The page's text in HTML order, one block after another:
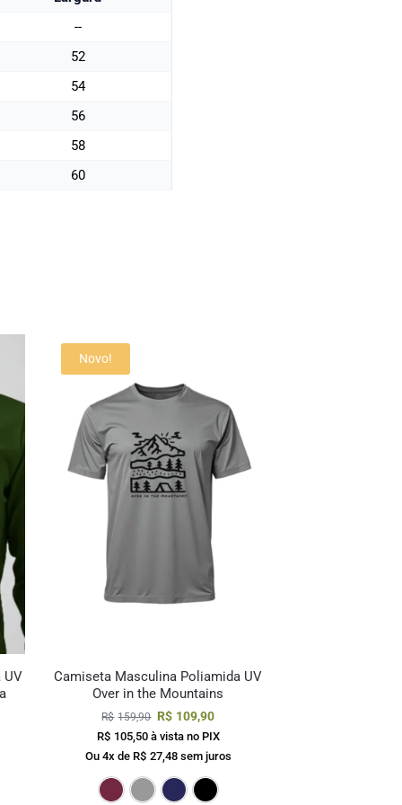
--
52
54
56
58
60
UV
Novo!
Camiseta Masculina Poliamida UV
Over in the Mountains
R$ 159,90 R$ 109,90
R$ 105,50 à vista no PIX
Ou 4x de R$ 27,48 sem juros
Bordô